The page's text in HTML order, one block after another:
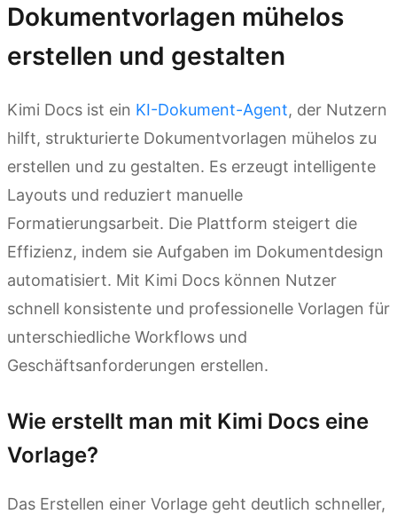
Dokumentvorlagen mühelos
erstellen und gestalten
Kimi Docs ist ein KI-Dokument-Agent, der Nutzern
hilft, strukturierte Dokumentvorlagen mühelos zu
erstellen und zu gestalten. Es erzeugt intelligente
Layouts und reduziert manuelle
Formatierungsarbeit. Die Plattform steigert die
Effizienz, indem sie Aufgaben im Dokumentdesign
automatisiert. Mit Kimi Docs können Nutzer
schnell konsistente und professionelle Vorlagen für
unterschiedliche Workflows und
Geschäftsanforderungen erstellen.
Wie erstellt man mit Kimi Docs eine
Vorlage?
Das Erstellen einer Vorlage geht deutlich schneller,